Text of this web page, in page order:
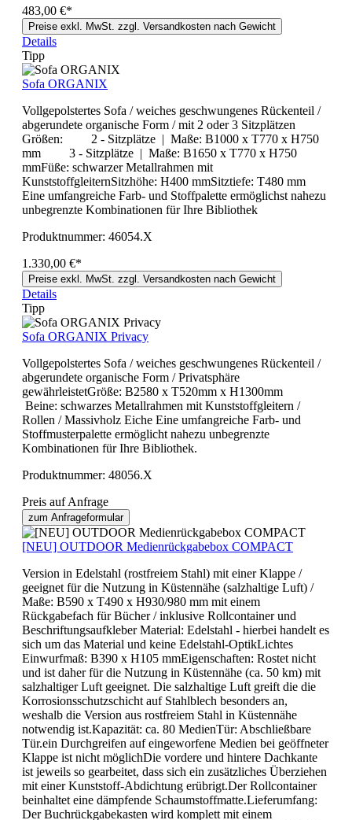
483,00 €*
Preise exkl. MwSt. zzgl. Versandkosten nach Gewicht
Details
Tipp
Sofa ORGANIX
Vollgepolstertes Sofa / weiches geschwungenes Rückenteil /
abgerundete organische Form / mit 2 oder 3 Sitzplätzen
Größen: 2 - Sitzplätze | Maße: B1000 x T770 x H750
mm 3 - Sitzplätze | Maße: B1650 x T770 x H750
mmFüße: schwarzer Metallrahmen mit
KunststoffgleiternSitzhöhe: H400 mmSitztiefe: T480 mm
Eine umfangreiche Farb- und Stoffpalette ermöglichst nahezu
unbegrenzte Kombinationen für Ihre Bibliothek
Produktnummer: 46054.X
1.330,00 €*
Preise exkl. MwSt. zzgl. Versandkosten nach Gewicht
Details
Tipp
Sofa ORGANIX Privacy
Vollgepolstertes Sofa / weiches geschwungenes Rückenteil /
abgerundete organische Form / Privatsphäre
gewährleistetGröße: B2580 x T520mm x H1300mm
Beine: schwarzes Metallrahmen mit Kunststoffgleitern /
Rollen / Massivholz Eiche Eine umfangreiche Farb- und
Stoffmusterpalette ermöglicht nahezu unbegrenzte
Kombinationen für Ihre Bibliothek.
Produktnummer: 48056.X
Preis auf Anfrage
zum Anfrageformular
[NEU] OUTDOOR Medienrückgabebox COMPACT
Version in Edelstahl (rostfreiem Stahl) mit einer Klappe /
geeignet für die Nutzung in Küstennähe (salzhaltige Luft) /
Maße: B590 x T490 x H930/980 mm mit einem
Rückgabefach für Bücher / inklusive Rollcontainer und
Beschriftungsaufkleber Material: Edelstahl - hierbei handelt es
sich um das Material und keine Edelstahl-OptikLichtes
Einwurfmaß: B390 x H105 mmEigenschaften: Rostet nicht
und ist daher für die Nutzung in Küstennähe (ca. 50 km) mit
salzhaltiger Luft geeignet. Die salzhaltige Luft greift die die
Korrosionsschutzschicht auf Stahlblech besonders an,
weshalb die Version aus rostfreiem Stahl in Küstennähe
notwendig ist.Kapazität: ca. 80 MedienTür: Abschließbare
Tür.ein Durchgreifen auf eingeworfene Medien bei geöffneter
Klappe ist nicht möglichDie vordere und hintere Dachkante
ist jeweils so gearbeitet, dass sich ein zusätzliches Überziehen
mit einer Kunststoff-Abdichtung erübrigt.Der Rollcontainer
beinhaltet eine dämpfende Schaumstoffmatte.Lieferumfang:
Der Buchrückgabekasten wird komplett mit einem